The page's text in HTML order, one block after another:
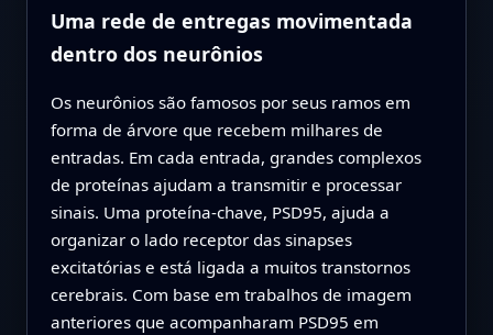
Uma rede de entregas movimentada
dentro dos neurônios
Os neurônios são famosos por seus ramos em
forma de árvore que recebem milhares de
entradas. Em cada entrada, grandes complexos
de proteínas ajudam a transmitir e processar
sinais. Uma proteína-chave, PSD95, ajuda a
organizar o lado receptor das sinapses
excitatórias e está ligada a muitos transtornos
cerebrais. Com base em trabalhos de imagem
anteriores que acompanharam PSD95 em